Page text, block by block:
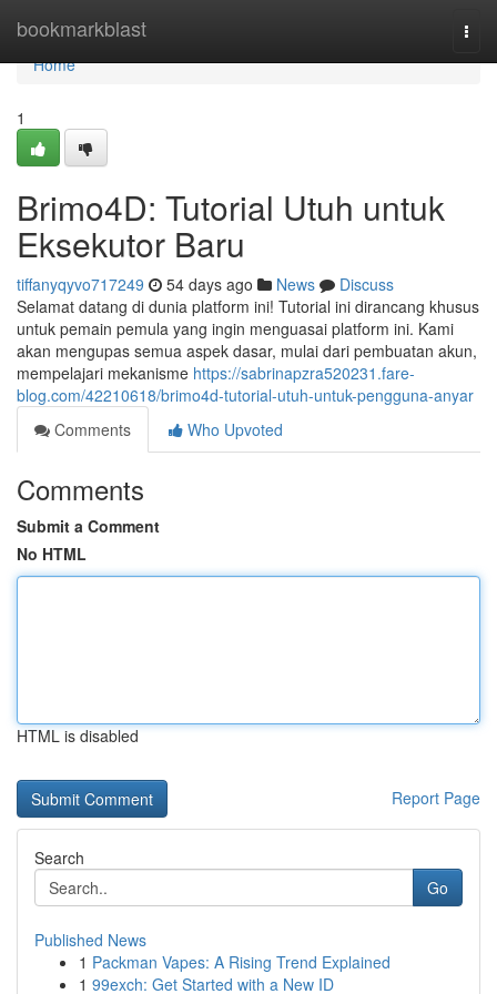
bookmarkblast
Home
Home
1
Brimo4D: Tutorial Utuh untuk
Eksekutor Baru
tiffanyqyvo717249 54 days ago News
Discuss
Selamat datang di dunia platform ini! Tutorial ini dirancang khusus
untuk pemain pemula yang ingin menguasai platform ini. Kami
akan mengupas semua aspek dasar, mulai dari pembuatan akun,
mempelajari mekanisme https://sabrinapzra520231.fare-
blog.com/42210618/brimo4d-tutorial-utuh-untuk-pengguna-anyar
Comments
Who Upvoted
Comments
Submit a Comment
No HTML
HTML is disabled
Report Page
Search
Go
Published News
1 Packman Vapes: A Rising Trend Explained
1 99exch: Get Started with a New ID